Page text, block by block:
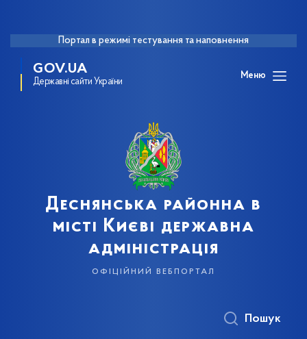
Портал в режимі тестування та наповнення
GOV.UA
Державні сайти України
Меню
Деснянська районна в
місті Києві державна
адміністрація
офіційний вебпортал
Пошук